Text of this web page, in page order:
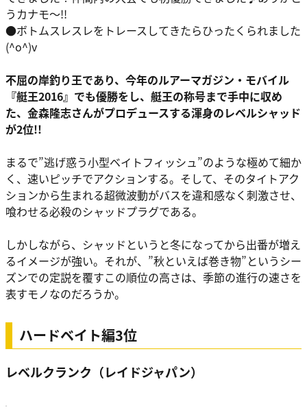
うカナモ〜!!
●ボトムスレスレをトレースしてきたらひったくられました
(^o^)v
不屈の岸釣り王であり、今年のルアーマガジン・モバイル
『艇王2016』でも優勝をし、艇王の称号まで手中に収め
た、金森隆志さんがプロデュースする渾身のレベルシャッド
が2位!!
まるで”逃げ惑う小型ベイトフィッシュ”のような極めて細か
く、速いピッチでアクションする。そして、そのタイトアク
ションから生まれる超微波動がバスを違和感なく刺激させ、
喰わせる必殺のシャッドプラグである。
しかしながら、シャッドというと冬になってから出番が増え
るイメージが強い。それが、”秋といえば巻き物”というシー
ズンでの定説を覆すこの順位の高さは、季節の進行の速さを
表すモノなのだろうか。
ハードベイト編3位
レベルクランク（レイドジャパン）